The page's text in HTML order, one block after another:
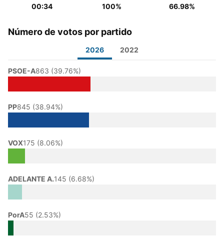
00:34
100%
66.98%
Número de votos por partido
2026 2022
PSOE-A863 (39.76%)
PP845 (38.94%)
VOX175 (8.06%)
ADELANTE A.145 (6.68%)
PorA55 (2.53%)